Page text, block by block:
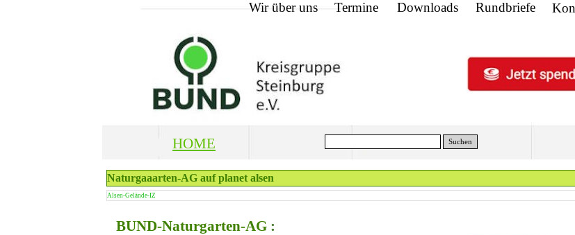
Suchen
HOME
Rundbriefe
Downloads
Termine
Wir über uns
Naturgaaarten-AG auf planet alsen
Alsen-Gelände-IZ
BUND-Naturgarten-AG :